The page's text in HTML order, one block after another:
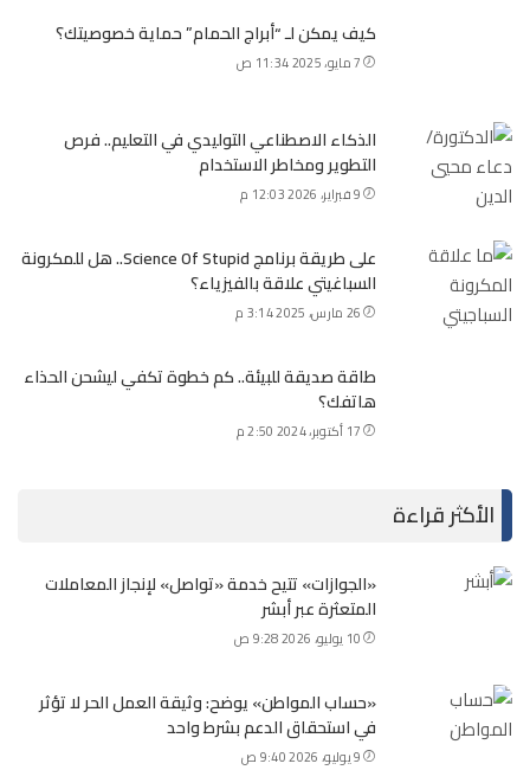
كيف يمكن لـ “أبراج الحمام” حماية خصوصيتك؟
7 مايو، 2025 11:34 ص
الذكاء الاصطناعي التوليدي في التعليم.. فرص
التطوير ومخاطر الاستخدام
9 فبراير، 2026 12:03 م
على طريقة برنامج Science Of Stupid.. هل للمكرونة
السباغيتي علاقة بالفيزياء؟
26 مارس، 2025 3:14 م
طاقة صديقة للبيئة.. كم خطوة تكفي ليشحن الحذاء
هاتفك؟
17 أكتوبر، 2024 2:50 م
الأكثر قراءة
«الجوازات» تتيح خدمة «تواصل» لإنجاز المعاملات
المتعثرة عبر أبشر
10 يوليو، 2026 9:28 ص
«حساب المواطن» يوضح: وثيقة العمل الحر لا تؤثر
في استحقاق الدعم بشرط واحد
9 يوليو، 2026 9:40 ص